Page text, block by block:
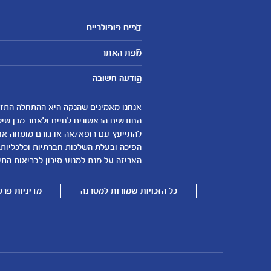
דפים פופולריים
מטרנה לשירותכם
היועצות שלנו
שאלות נפוצות
אודות
لموقع متيرنا باللغة العربية
מפת האתר
אבני דרך
לקראת הריון
0-6 חודשים
6-12 חודשים
12-24 חודשים
שמות לבנים
הודעה חשובה
החודשים הראשונים לחיים ולאחר מכן
להתייעץ עם רופא/אה או גורם מומחה
הפיכה ובעלת השלכות חברתיות
האריזה על מנת למנוע סיכון לבריאות
כל הזכויות שמורות למטרנה מדיניות